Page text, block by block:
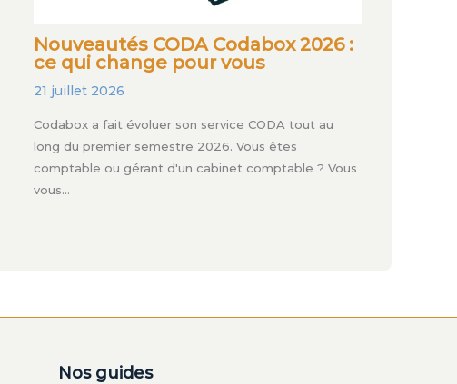
Nouveautés CODA Codabox 2026 :
ce qui change pour vous
21 juillet 2026
Codabox a fait évoluer son service CODA tout au
long du premier semestre 2026. Vous êtes
comptable ou gérant d'un cabinet comptable ? Vous
vous…
Nos guides